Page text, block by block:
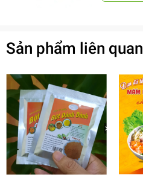
Sản phẩm liên quan